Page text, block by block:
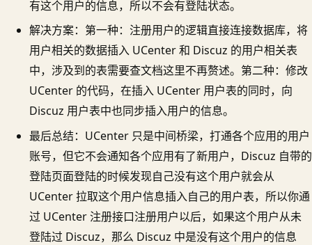
有这个用户的信息，所以不会有登陆状态。
解决方案：第一种：注册用户的逻辑直接连接数据库，将
用户相关的数据插入 UCenter 和 Discuz 的用户相关表
中，涉及到的表需要查文档这里不再赘述。第二种：修改
UCenter 的代码，在插入 UCenter 用户表的同时，向
Discuz 用户表中也同步插入用户的信息。
最后总结：UCenter 只是中间桥梁，打通各个应用的用户
账号，但它不会通知各个应用有了新用户，Discuz 自带的
登陆页面登陆的时候发现自己没有这个用户就会从
UCenter 拉取这个用户信息插入自己的用户表，所以你通
过 UCenter 注册接口注册用户以后，如果这个用户从未
登陆过 Discuz，那么 Discuz 中是没有这个用户的信息